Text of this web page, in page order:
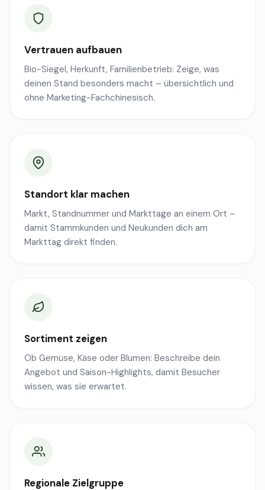
Vertrauen aufbauen
Bio-Siegel, Herkunft, Familienbetrieb: Zeige, was
deinen Stand besonders macht – übersichtlich und
ohne Marketing-Fachchinesisch.
Standort klar machen
Markt, Standnummer und Markttage an einem Ort –
damit Stammkunden und Neukunden dich am
Markttag direkt finden.
Sortiment zeigen
Ob Gemüse, Käse oder Blumen: Beschreibe dein
Angebot und Saison-Highlights, damit Besucher
wissen, was sie erwartet.
Regionale Zielgruppe